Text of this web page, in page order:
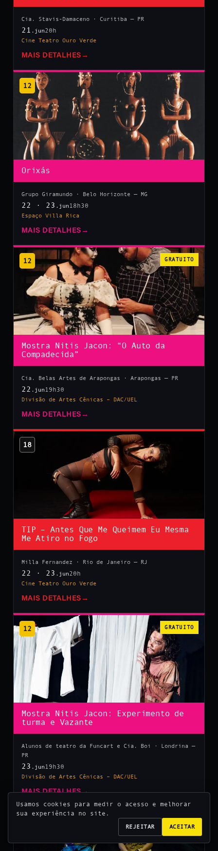
Cia. Stavis-Damaceno · Curitiba — PR
21 .jun20h
Cine Teatro Ouro Verde
MAIS DETALHES →
12
Orixás
Grupo Giramundo · Belo Horizonte — MG
22 · 23 .jun 18h30
Espaço Villa Rica
MAIS DETALHES →
12 GRATUITO
Mostra Nitis Jacon: “O Auto da
Compadecida”
Cia. Belas Artes de Arapongas · Arapongas — PR
22 .jun 19h30
Divisão de Artes Cênicas – DAC/UEL
MAIS DETALHES →
18
TIP – Antes Que Me Queimem Eu Mesma
Me Atiro no Fogo
Milla Fernandez · Rio de Janeiro — RJ
22 · 23 .jun20h
Cine Teatro Ouro Verde
MAIS DETALHES →
12 GRATUITO
Mostra Nitis Jacon: Experimento de
turma e Vazante
Alunos de teatro da Funcart e Cia. Boi · Londrina —
PR
23 .jun 19h30
Divisão de Artes Cênicas – DAC/UEL
MAIS DETALHES→
Usamos cookies para medir o acesso e melhorar
sua experiência no site.
REJEITAR ACEITAR